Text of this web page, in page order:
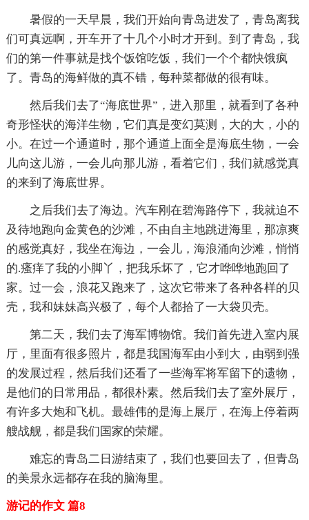
暑假的一天早晨，我们开始向青岛进发了，青岛离我
们可真远啊，开车开了十几个小时才开到。到了青岛，我
们的第一件事就是找个饭馆吃饭，我们一个个都快饿疯
了。青岛的海鲜做的真不错，每种菜都做的很有味。
然后我们去了“海底世界”，进入那里，就看到了各种
奇形怪状的海洋生物，它们真是变幻莫测，大的大，小的
小。在过一个通道时，那个通道上面全是海底生物，一会
儿向这儿游，一会儿向那儿游，看着它们，我们就感觉真
的来到了海底世界。
之后我们去了海边。汽车刚在碧海路停下，我就迫不
及待地跑向金黄色的沙滩，不由自主地跳进海里，那凉爽
的感觉真好，我坐在海边，一会儿，海浪涌向沙滩，悄悄
的.瘙痒了我的小脚丫，把我乐坏了，它才哗哗地跑回了
家。过一会，浪花又跑来了，这次它带来了各种各样的贝
壳，我和妹妹高兴极了，每个人都拾了一大袋贝壳。
第二天，我们去了海军博物馆。我们首先进入室内展
厅，里面有很多照片，都是我国海军由小到大，由弱到强
的发展过程，然后我们还看了一些海军将军留下的遗物，
是他们的日常用品，都很朴素。然后我们去了室外展厅，
有许多大炮和飞机。最雄伟的是海上展厅，在海上停着两
艘战舰，都是我们国家的荣耀。
难忘的青岛二日游结束了，我们也要回去了，但青岛
的美景永远都存在我的脑海里。
游记的作文 篇8